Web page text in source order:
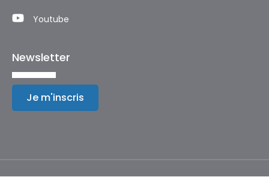
Youtube
Newsletter
Je m'inscris